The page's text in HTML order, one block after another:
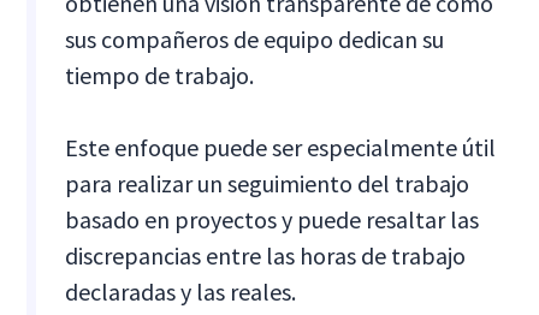
sus compañeros de equipo dedican su
tiempo de trabajo.
Este enfoque puede ser especialmente útil
para realizar un seguimiento del trabajo
basado en proyectos y puede resaltar las
discrepancias entre las horas de trabajo
declaradas y las reales.